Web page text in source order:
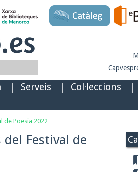
Serveis Col·leccions
de Poesia 2022
Festival de